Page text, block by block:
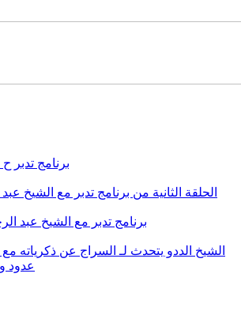
برنامج تدبر ح 3/ الشيخ أحمد الوافي
الحلقة الثانية من برنامج تدبر مع الشيخ
برنامج تدبر مع الشيخ عبد الرحمن
الشيخ الددو يتحدث لـ السراج عن ذكرياته
عدود